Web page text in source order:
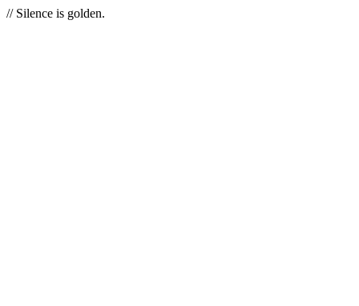
// Silence is golden.